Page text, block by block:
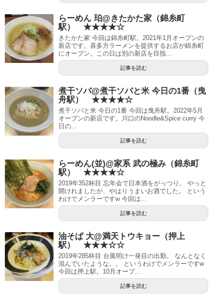
らーめん 珀@きたかた家（錦糸町
駅） ★★★★☆
きたかた家 今回は錦糸町駅。2021年1月オープンの
新店です。喜多方ラーメンを提供するお店が錦糸町
にオープン。この日は別の新店を目指...
記事を読む
煮干ソバ@煮干ソバと米 今日の1番（曳
舟駅） ★★★★☆
煮干ソバと米 今日の1番 今回は曳舟駅。2022年5月
オープンの新店です。川口のNoodle&Spice curry 今
日の...
記事を読む
らーめん(並)@家系 武の極み（錦糸町
駅） ★★★★☆
2019年352杯目 忘年会で日本酒をがっつり。 やっと
開けれましたが、やはりうまいお酒でした。 という
わけでメンラーですw 今回は...
記事を読む
油そば 大@満天トウキョー（押上
駅） ★★★☆☆
2019年285杯目 台風明け一発目の出勤。 なんとなく
混んでいたような。。 というわけでメンラーですw
今回は押上駅。10月オープ...
記事を読む